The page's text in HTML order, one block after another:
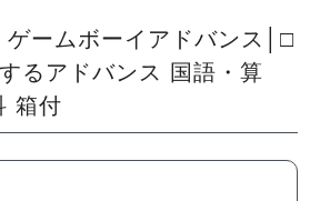
ゲームボーイアドバンス│□
るアドバンス 国語・算
箱付